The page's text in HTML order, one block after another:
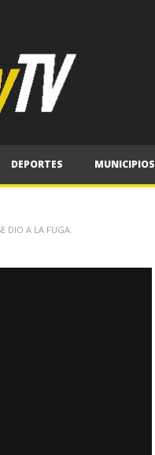
DEPORTES MUNICIPIOS
DIO A LA FUGA.